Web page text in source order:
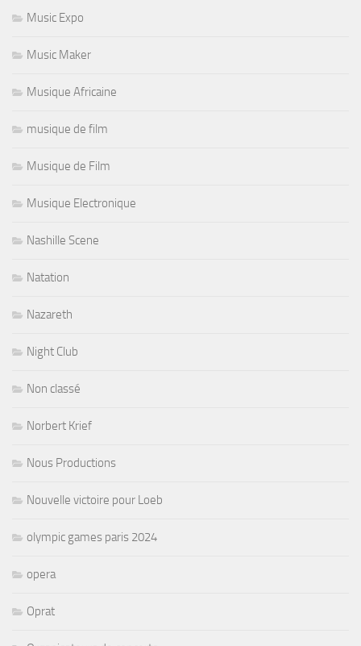
Music Expo
Music Maker
Musique Africaine
musique de film
Musique de Film
Musique Electronique
Nashille Scene
Natation
Nazareth
Night Club
Non classé
Norbert Krief
Nous Productions
Nouvelle victoire pour Loeb
olympic games paris 2024
opera
Oprat